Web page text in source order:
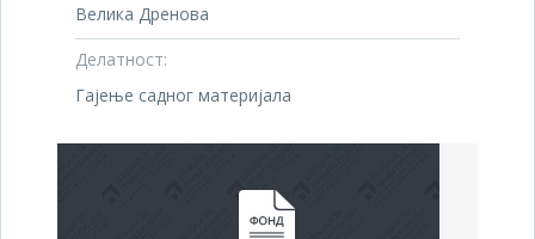
Велика Дренова
Делатност:
Гајење садног материјала